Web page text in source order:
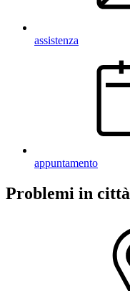
assistenza
appuntamento
Problemi in città